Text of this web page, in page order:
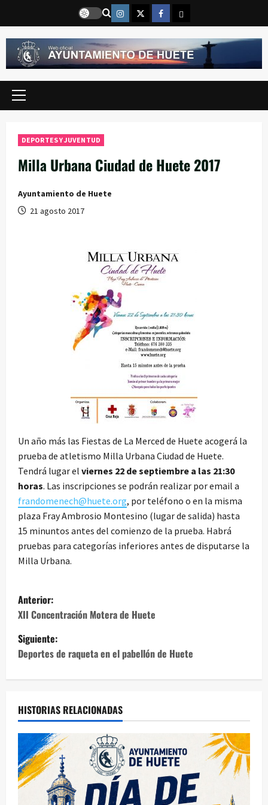
contenido
Instragram
TwitterFacebook
Email
Menú
DEPORTES Y JUVENTUD
Milla Urbana Ciudad de Huete 2017
Ayuntamiento de Huete
21 agosto 2017
Un año más las Fiestas de La Merced de Huete acogerá la
prueba de atletismo Milla Urbana Ciudad de Huete.
Tendrá lugar el viernes 22 de septiembre a las 21:30
horas. Las inscripciones se podrán realizar por email a
frandomenech@huete.org, por teléfono o en la misma
plaza Fray Ambrosio Montesino (lugar de salida) hasta
15 minuntos antes del comienzo de la prueba. Habrá
pruebas para categorías inferiores antes de disputarse la
Milla Urbana.
N
a
v
a
c
i
ó
Anterior:
XII Concentración Motera de Huete
Siguiente:
Deportes de raqueta en el pabellón de Huete
HISTORIAS RELACIONADAS